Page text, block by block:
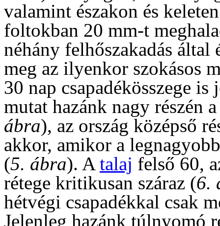
valamint északon és
foltokban 20 mm-t
néhány felhőszakadás
meg az ilyenkor szokásos
30 nap csapadékösszege
mutat hazánk nagy részén
ábra), az ország középső
akkor, amikor a
(5. ábra). A talaj felső 60,
rétege kritikusan száraz (6.
hétvégi csapadékkal csak
Jelenleg hazánk túlnyomó